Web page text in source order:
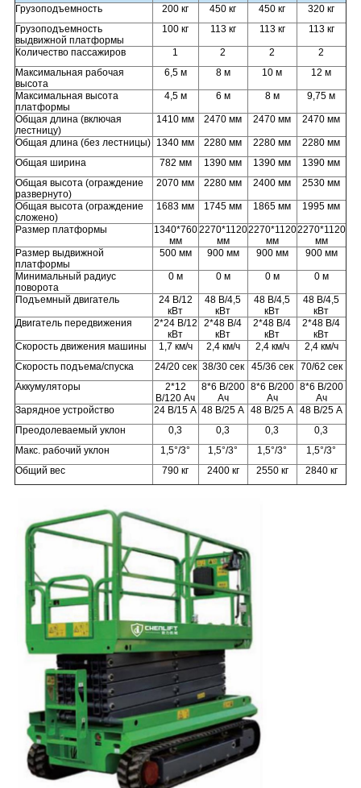
Грузоподъемность 200 кг 450 кг 450 кг
320 кг
Грузоподъемность
выдвижной платформы
100 кг 113 кг 113 кг 113 кг
Количество пассажиров 1 2 2
2
Максимальная рабочая
высота
6,5 м 8 м 10 м 12 м
Максимальная высота
платформы
4,5 м 6 м 8 м 9,75 м
Общая длина (включая
лестницу)
1410 мм 2470 мм 2470 мм 2470 мм
Общая длина (без лестницы) 1340 мм 2280 мм 2280 мм
2280 мм
Общая ширина
782 мм 1390 мм 1390 мм
1390 мм
Общая высота (ограждение
развернуто)
2070 мм 2280 мм 2400 мм 2530 мм
Общая высота (ограждение
сложено)
1683 мм 1745 мм 1865 мм 1995 мм
Размер платформы
1340*760
мм
2270*1120
мм
2270*1120
мм
2270*1120
мм
Размер выдвижной
платформы
500 мм 900 мм 900 мм 900 мм
Минимальный радиус
поворота
0 м 0 м 0 м 0 м
Подъемный двигатель
24 В/12
кВт
48 В/4,5
кВт
48 В/4,5
кВт
48 В/4,5
кВт
Двигатель передвижения
2*24 В/12
кВт
2*48 В/4
кВт
2*48 В/4
кВт
2*48 В/4
кВт
Скорость движения машины
1,7 км/ч 2,4 км/ч 2,4 км/ч
2,4 км/ч
Скорость подъема/спуска
24/20 сек 38/30 сек 45/36 сек
70/62 сек
Аккумуляторы
2*12
В/120 Ач
8*6 В/200
Ач
8*6 В/200
Ач
8*6 В/200
Ач
Зарядное устройство
24 В/15 А 48 В/25 А 48 В/25 А
48 В/25 А
Преодолеваемый уклон
0,3 0,3 0,3
0,3
Макс. рабочий уклон
1,5°/3° 1,5°/3° 1,5°/3°
1,5°/3°
Общий вес
790 кг 2400 кг 2550 кг 2840 кг